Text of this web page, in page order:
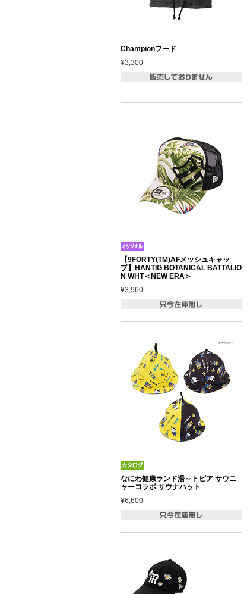
Championフード
¥3,300
【9FORTY(TM)AFメッシュキャッ
プ】HANTIG BOTANICAL BATTALIO
N WHT＜NEW ERA＞
¥3,960
なにわ健康ランド湯～トピア サウニ
ャーコラボ サウナハット
¥6,600